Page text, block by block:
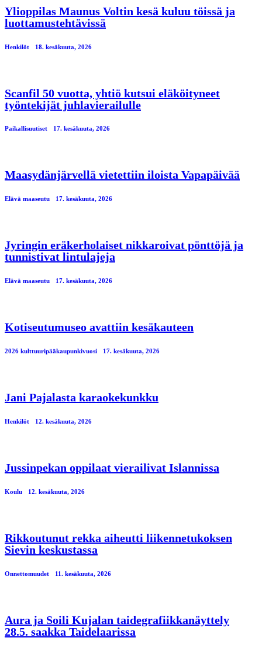
Ylioppilas Maunus Voltin kesä kuluu töissä ja
luottamustehtävissä
Henkilöt 18. kesäkuuta, 2026
Scanfil 50 vuotta, yhtiö kutsui eläköityneet
työntekijät juhlavierailulle
Paikallisuutiset 17. kesäkuuta, 2026
Maasydänjärvellä vietettiin iloista Vapapäivää
Elävä maaseutu 17. kesäkuuta, 2026
Jyringin eräkerholaiset nikkaroivat pönttöjä ja
tunnistivat lintulajeja
Elävä maaseutu 17. kesäkuuta, 2026
Kotiseutumuseo avattiin kesäkauteen
2026 kulttuuripääkaupunkivuosi 17. kesäkuuta, 2026
Jani Pajalasta karaokekunkku
Henkilöt 12. kesäkuuta, 2026
Jussinpekan oppilaat vierailivat Islannissa
Koulu 12. kesäkuuta, 2026
Rikkoutunut rekka aiheutti liikennetukoksen
Sievin keskustassa
Onnettomuudet 11. kesäkuuta, 2026
Aura ja Soili Kujalan taidegrafiikkanäyttely
28.5. saakka Taidelaarissa